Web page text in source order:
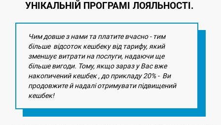
УНІКАЛЬНІЙ ПРОГРАМІ ЛОЯЛЬНОСТІ.
Чим довше з нами та платите вчасно - тим
більше відсоток кешбеку від тарифу, який
зменшує витрати на послуги, надаючи ще
більше вигоди. Тому, якщо зараз у Вас вже
накопичений кешбек , до прикладу 20% - Ви
продовжите й надалі отримувати підвищений
кешбек!